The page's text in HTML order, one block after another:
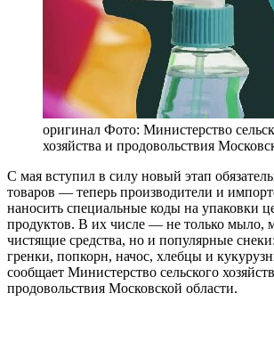
оригинал Фото: Министерство
хозяйства и продовольствия
С мая вступил в силу новый этап
товаров — теперь производители и
наносить специальные коды на упаковки
продуктов. В их числе — не только мыло,
чистящие средства, но и популярные
гренки, попкорн, начос, хлебцы и
сообщает Министерство сельского
продовольствия Московской области.